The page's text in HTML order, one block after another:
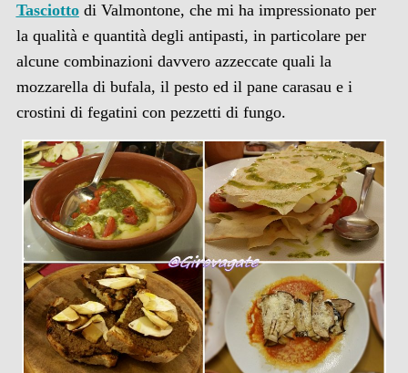
Tasciottodi Valmontone, che mi ha impressionato per
la qualità e quantità degli antipasti, in particolare per
alcune combinazioni davvero azzeccate quali la
mozzarella di bufala, il pesto ed il pane carasau e i
crostini di fegatini con pezzetti di fungo.